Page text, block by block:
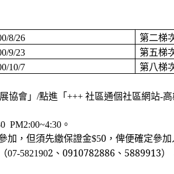
8/26 第二梯
9/23 第五梯
10/7 第八梯
協會」 /點進「+++ 社區通個社區網站-
PM2:00~4:30 。
加，但須先繳保證金$50 ，俾便確定參
07-5821902 、 0910782886 、 5889913）